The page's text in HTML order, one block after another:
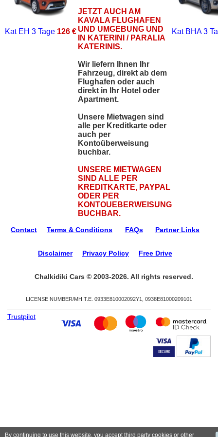
By continuing to use this website, you accept third party cookies or other
Kat EH 3 Tage 126 €
JETZT AUCH AM
KAVALA FLUGHAFEN
UND UMGEBUNG UND
IN KATERINI / PARALIA
KATERINIS.
Wir liefern Ihnen Ihr
Fahrzeug, direkt ab dem
Flughafen oder auch
direkt in Ihr Hotel oder
Apartment.
Unsere Mietwagen sind
alle per Kreditkarte oder
auch per
Kontoüberweisung
buchbar.
UNSERE MIETWAGEN
SIND ALLE PER
KREDITKARTE, PAYPAL
ODER PER
KONTOUEBERWEISUNG
BUCHBAR.
Kat BHA3
Contact Terms & Conditions FAQs Partner Links
Disclaimer Privacy Policy Free Drive
Chalkidiki Cars © 2003-2026. All rights reserved.
LICENSE NUMBER/ΜΗ.Τ.Ε. 0933Ε810002092Υ1, 0938Ε81000209101
Trustpilot